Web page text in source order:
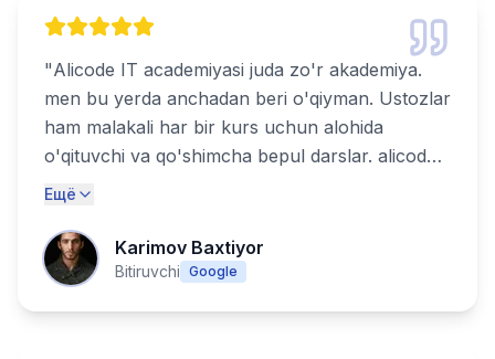
"Alicode IT academiyasi juda zo'r akademiya.
men bu yerda anchadan beri o'qiyman. Ustozlar
ham malakali har bir kurs uchun alohida
o'qituvchi va qo'shimcha bepul darslar. alicode
IT akademiyasiga keling va xoziroq eng zo'ri
Ещё
Karimov Baxtiyor
Bitiruvchi Google